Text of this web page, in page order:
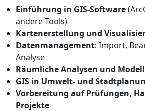
Einführung in GIS-Software
andere Tools)
Kartenerstellung und
Datenmanagement: Import,
Analyse
Räumliche Analysen und
GIS in Umwelt- und
Vorbereitung auf Prüfungen,
Projekte